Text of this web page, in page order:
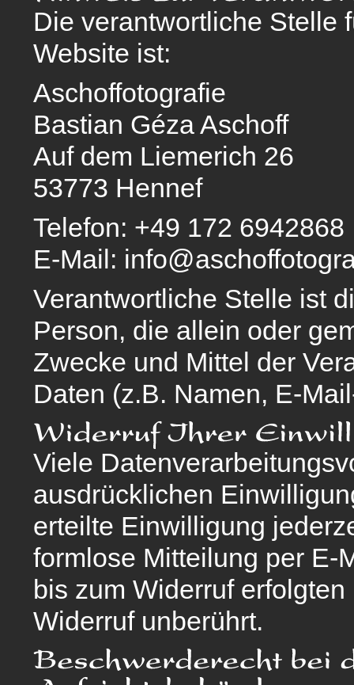
Die verantwortliche Stelle
Website ist:
Aschoffotografie
Bastian Géza Aschoff
Auf dem Liemerich 26
53773 Hennef
Telefon: +49 172 6942868
E-Mail:
Verantwortliche Stelle ist
Person, die allein oder
Zwecke und Mittel der
Daten (z.B. Namen, E-
Viele
ausdrücklichen
erteilte Einwilligung
formlose Mitteilung per E-
bis zum Widerruf
Widerruf unberührt.